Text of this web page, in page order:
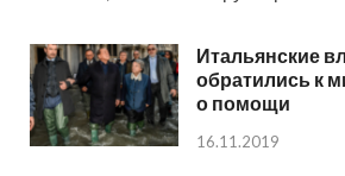
Итальянские
обратились к
о помощи
16.11.2019